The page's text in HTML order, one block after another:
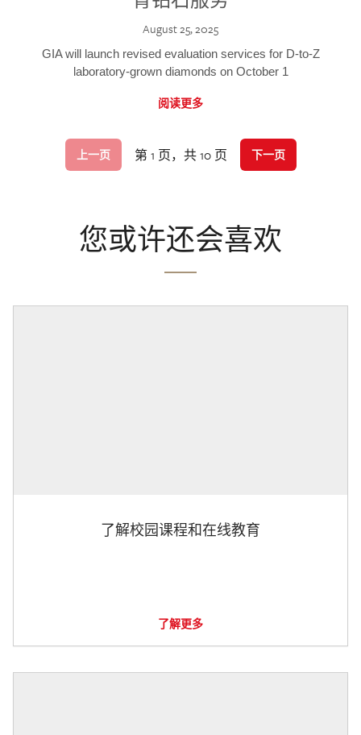
August 25, 2025
GIA will launch revised evaluation services for D-to-Z
laboratory-grown diamonds on October 1
阅读更多
上一页 第 1 页，共 10 页 下一页
您或许还会喜欢
了解校园课程和在线教育
了解更多